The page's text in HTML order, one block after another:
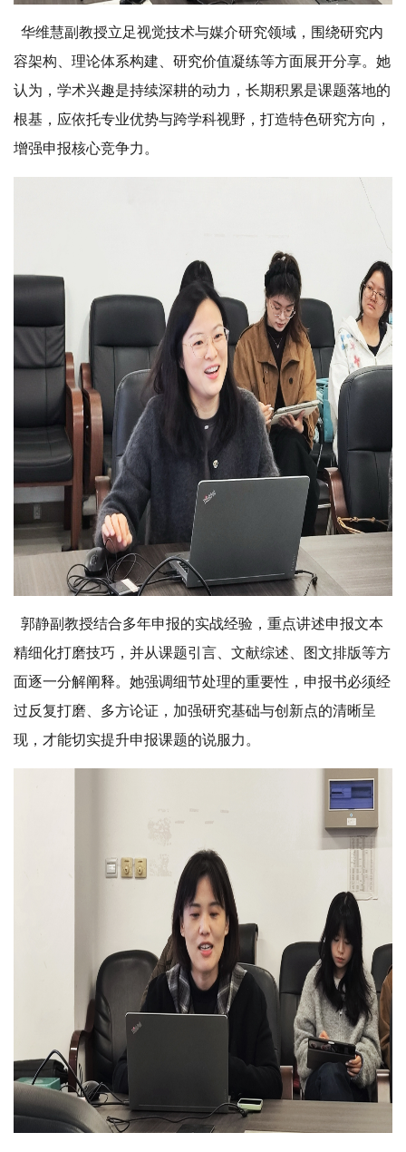
华维慧副教授立足视觉技术与媒介研究领域，围绕研究内
容架构、理论体系构建、研究价值凝练等方面展开分享。她
认为，学术兴趣是持续深耕的动力，长期积累是课题落地的
根基，应依托专业优势与跨学科视野，打造特色研究方向，
增强申报核心竞争力。
郭静副教授结合多年申报的实战经验，重点讲述申报文本
精细化打磨技巧，并从课题引言、文献综述、图文排版等方
面逐一分解阐释。她强调细节处理的重要性，申报书必须经
过反复打磨、多方论证，加强研究基础与创新点的清晰呈
现，才能切实提升申报课题的说服力。